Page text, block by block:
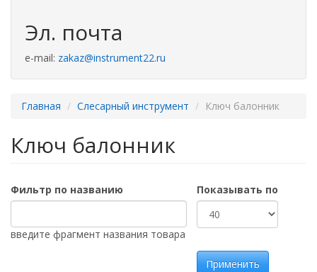
Эл. почта
e-mail: zakaz@instrument22.ru
Главная Слесарный инструмент Ключ балонник
Ключ балонник
Фильтр по названию
введите фрагмент названия товара
Показывать по
Применить